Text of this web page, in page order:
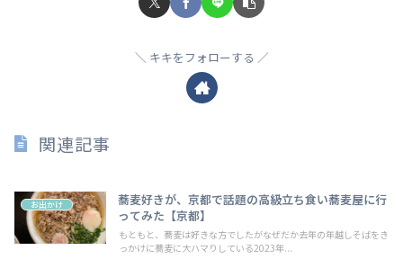
キキをフォローする
関連記事
お出かけ
蕎麦好きが、京都で話題の高級立ち食い蕎麦屋に行
ってみた【京都】
もともと、蕎麦は好きな方でしたがなぜだか去年の年越しそばをき
っかけに蕎麦に大ハマりしている2023年...